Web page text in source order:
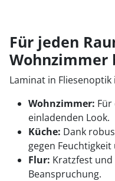
Für jeden
Wohnzimmer
Laminat in
Wohnzimmer:
einladenden Look.
Küche: Dank
gegen
Flur: Kratzfest
Beanspruchung.